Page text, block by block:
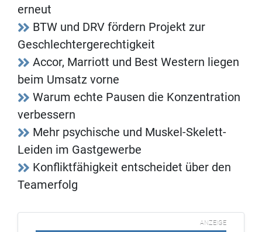
erneut
BTW und DRV fördern Projekt zur
Geschlechtergerechtigkeit
Accor, Marriott und Best Western liegen
beim Umsatz vorne
Warum echte Pausen die Konzentration
verbessern
Mehr psychische und Muskel-Skelett-
Leiden im Gastgewerbe
Konfliktfähigkeit entscheidet über den
Teamerfolg
ANZEIGE